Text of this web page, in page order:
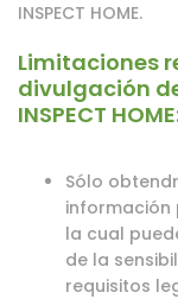
INSPECT HOME.
Limitaciones
divulgación
INSPECT
Sólo
información
la cual
de la
requisitos